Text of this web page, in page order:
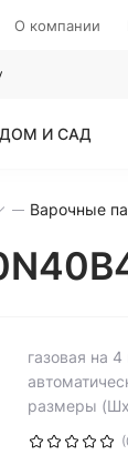
О компании
ДОМ И САД
Варочные
газовая на
размеры